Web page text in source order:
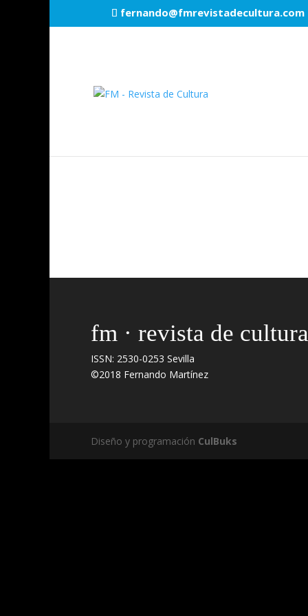
fernando@fmrevistadecultura.com
fm · revista de cultura
ISSN: 2530-0253 Sevilla
©2018 Fernando Martínez
Diseño y programación CulBuks